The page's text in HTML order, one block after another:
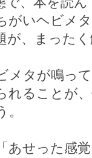
がいヘビメ
が、まった
メタが鳴っ
れることが
あせった感